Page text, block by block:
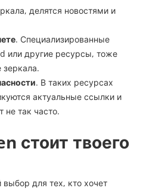
делятся новостями и
. Специализированные
или другие ресурсы, тоже
. В таких ресурсах
актуальные ссылки и
не так часто.
стоит твоего
для тех, кто хочет